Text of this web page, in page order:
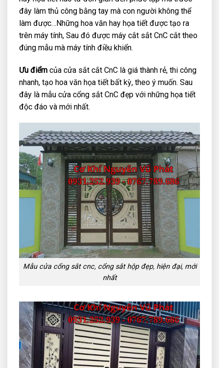
đây làm thủ công bằng tay mà con người không thể
làm được…Những hoa văn hay họa tiết được tạo ra
trên máy tính, Sau đó được máy cắt sắt CnC cắt theo
đúng mẫu mà máy tính điều khiển.
Ưu điểm của cửa sắt cắt CnC là giá thành rẻ, thi công
nhanh, tạo hoa văn họa tiết bất kỳ, theo ý muốn. Sau
đây là mẫu cửa cổng sắt CnC đẹp với những họa tiết
độc đáo và mới nhất.
Mẫu cửa cổng sắt cnc, cổng sắt hộp đẹp, hiện đại, mới
nhất